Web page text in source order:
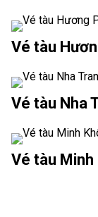
Vé tàu
Vé tàu Nha
Vé tàu